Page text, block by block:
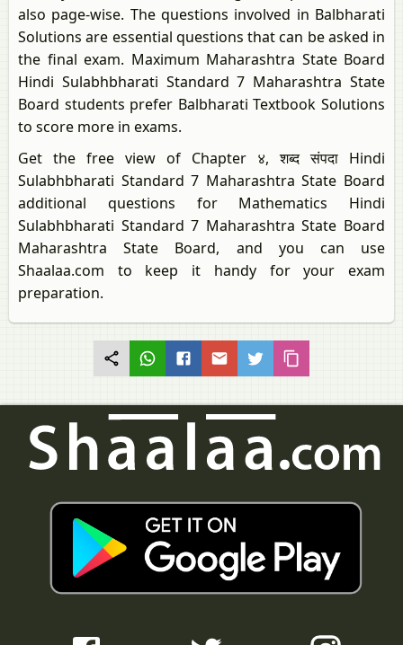
also page-wise. The questions involved in Balbharati
Solutions are essential questions that can be asked in
the final exam. Maximum Maharashtra State Board
Hindi Sulabhbharati Standard 7 Maharashtra State
Board students prefer Balbharati Textbook Solutions
to score more in exams.
Get the free view of Chapter ४, शब्द संपदा Hindi
Sulabhbharati Standard 7 Maharashtra State Board
additional questions for Mathematics Hindi
Sulabhbharati Standard 7 Maharashtra State Board
Maharashtra State Board, and you can use
Shaalaa.com to keep it handy for your exam
preparation.